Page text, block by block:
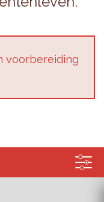
voor­be­rei­ding